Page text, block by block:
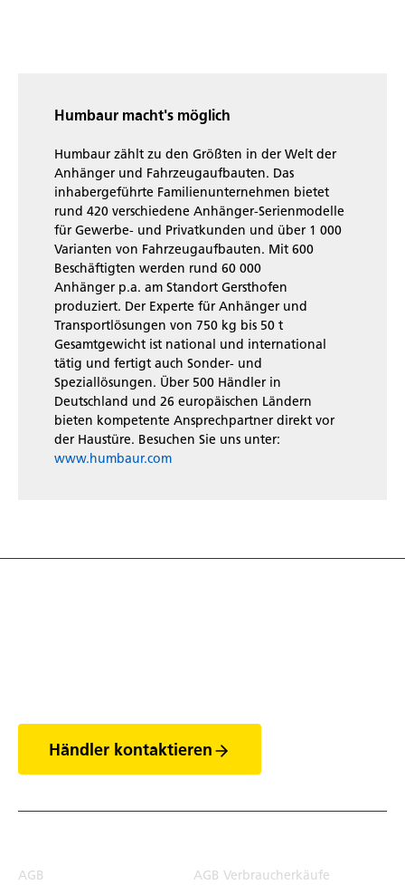
Humbaur macht's möglich
Humbaur zählt zu den Größten in der Welt der
Anhänger und Fahrzeugaufbauten. Das
inhabergeführte Familienunternehmen bietet
rund 420 verschiedene Anhänger-Serienmodelle
für Gewerbe- und Privatkunden und über 1 000
Varianten von Fahrzeugaufbauten. Mit 600
Beschäftigten werden rund 60 000
Anhänger p.a. am Standort Gersthofen
produziert. Der Experte für Anhänger und
Transportlösungen von 750 kg bis 50 t
Gesamtgewicht ist national und international
tätig und fertigt auch Sonder- und
Speziallösungen. Über 500 Händler in
Deutschland und 26 europäischen Ländern
bieten kompetente Ansprechpartner direkt vor
der Haustüre. Besuchen Sie uns unter:
www.humbaur.com
Händler kontaktieren
AGB
AGB Verbraucherkäufe